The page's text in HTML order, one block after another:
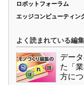
ロボットフォーラム
エッジコンピューティン
よく読まれている編
デー
た「
方に